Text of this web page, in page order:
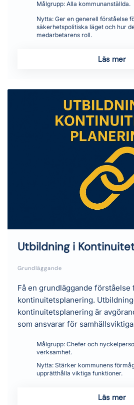
Målgrupp:Alla kommunanställda.
Nytta:Ger en generell förståelse
säkerhetspolitiska läget och hur
medarbetarens roll.
Läs mer
Utbildning i
Grundläggande
Få en grundläggande förståelse
kontinuitetsplanering.
kontinuitetsplanering är
som ansvarar för
Målgrupp:Chefer och
verksamhet.
Nytta:Stärker kommunens
upprätthålla viktiga funktioner.
Läs mer